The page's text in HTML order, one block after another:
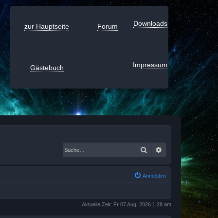
zur Hauptseite Forum Downloads
Gästebuch Impressum
Suche Erweiterte Suche
Anmelden
Aktuelle Zeit: Fr 07 Aug, 2026 1:28 am